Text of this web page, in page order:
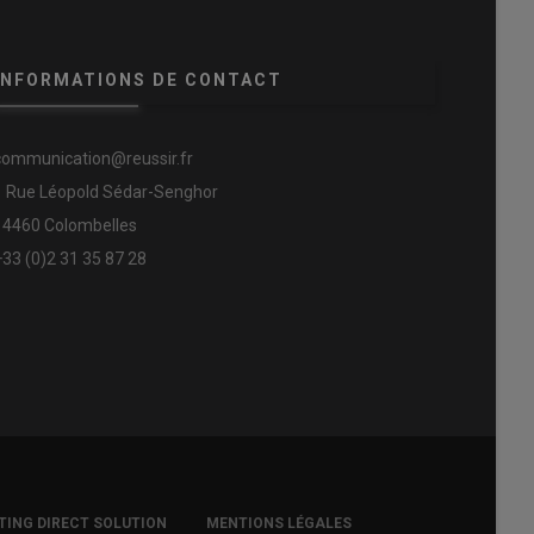
INFORMATIONS DE CONTACT
Rue Léopold Sédar-Senghor
Colombelles
(0)2 31 35 87 28
DIRECT SOLUTION MENTIONS LÉGALES